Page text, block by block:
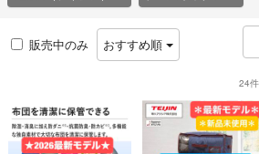
販売中のみ おすすめ順
24